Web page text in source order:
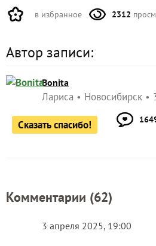
Автор записи:
Bonita
Сказать спасибо!
3 апреля 2025, 19:00
Лариса, с началом активного